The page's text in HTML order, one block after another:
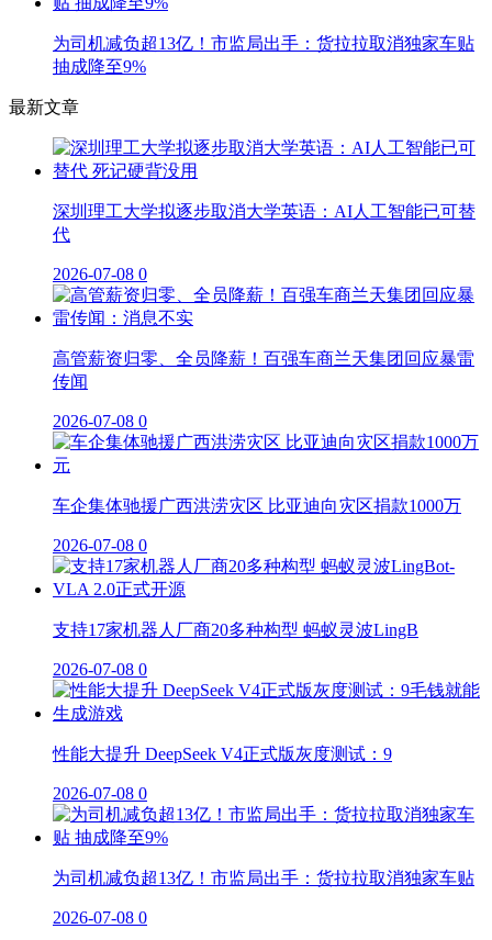
为司机减负超13亿！市监局出手：货拉拉取消独家车贴
抽成降至9%
最新文章
深圳理工大学拟逐步取消大学英语：AI人工智能已可替
代
2026-07-08 0
高管薪资归零、全员降薪！百强车商兰天集团回应暴雷
传闻
2026-07-08 0
车企集体驰援广西洪涝灾区 比亚迪向灾区捐款1000万
2026-07-08 0
支持17家机器人厂商20多种构型 蚂蚁灵波LingB
2026-07-08 0
性能大提升 DeepSeek V4正式版灰度测试：9
2026-07-08 0
为司机减负超13亿！市监局出手：货拉拉取消独家车贴
2026-07-08 0